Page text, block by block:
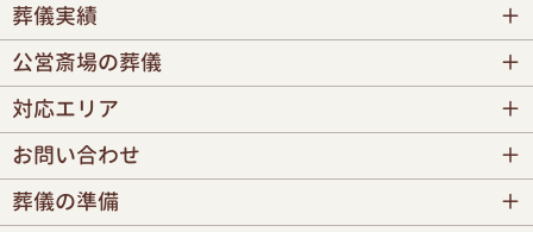
葬儀実績
公営斎場の葬儀
対応エリア
お問い合わせ
葬儀の準備